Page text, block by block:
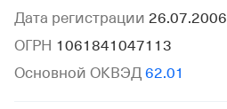
Дата регистрации 26.07.2006
ОГРН 1061841047113
Основной ОКВЭД 62.01